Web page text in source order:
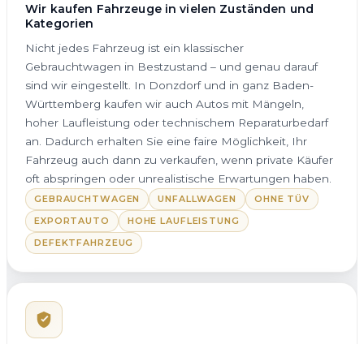
Wir kaufen Fahrzeuge in vielen Zuständen und
Kategorien
Nicht jedes Fahrzeug ist ein klassischer
Gebrauchtwagen in Bestzustand – und genau darauf
sind wir eingestellt. In Donzdorf und in ganz Baden-
Württemberg kaufen wir auch Autos mit Mängeln,
hoher Laufleistung oder technischem Reparaturbedarf
an. Dadurch erhalten Sie eine faire Möglichkeit, Ihr
Fahrzeug auch dann zu verkaufen, wenn private Käufer
oft abspringen oder unrealistische Erwartungen haben.
GEBRAUCHTWAGEN UNFALLWAGEN
OHNE TÜV
EXPORTAUTO
HOHE LAUFLEISTUNG
DEFEKTFAHRZEUG